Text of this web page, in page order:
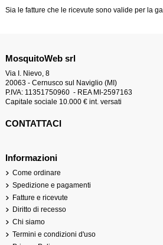
Sia le fatture che le ricevute sono valide per la
MosquitoWeb srl
Via I. Nievo, 8
20063 - Cernusco sul Naviglio (MI)
P.IVA: 11351750960 - REA MI-2597163
Capitale sociale 10.000 € int. versati
CONTATTACI
Informazioni
Come ordinare
Spedizione e pagamenti
Fatture e ricevute
Diritto di recesso
Chi siamo
Termini e condizioni d'uso